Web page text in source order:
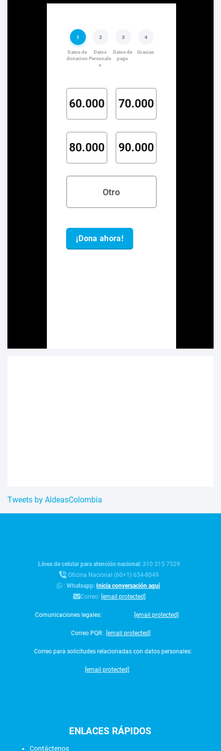
Tweets by AldeasColombia
Línea de celular para atención nacional:310 315 7529
Oficina Nacional (60+1) 634-8049
:Whatsapp:Inicia conversación aquí
Correo: [email protected]
Comunicaciones legales: [email protected]
Correo PQR: [email protected]
Correo para solicitudes relacionadas con datos personales:
[email protected]
ENLACES RÁPIDOS
Contáctenos